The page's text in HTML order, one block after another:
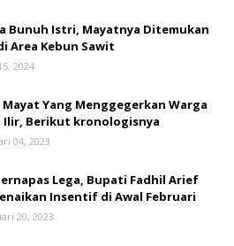
Bunuh Istri, Mayatnya Ditemukan
Area Kebun Sawit
2024
Mayat Yang Menggegerkan Warga
Ilir, Berikut kronologisnya
04, 2023
Lega, Bupati Fadhil Arief
Insentif di Awal Februari
20, 2023